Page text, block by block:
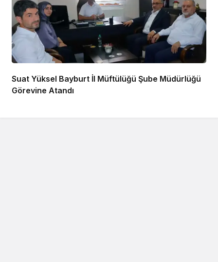
Suat Yüksel Bayburt İl Müftülüğü Şube Müdürlüğü
Görevine Atandı